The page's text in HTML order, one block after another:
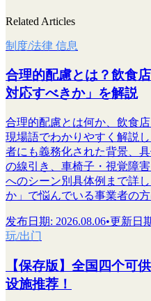
Related Articles
制度/法律 信息
合理的配慮とは？飲食
対応すべきか」を解説
合理的配慮とは何か、飲食
現場語でわかりやすく解説
者にも義務化された背景、
の線引き、車椅子・視覚障
へのシーン別具体例まで詳
か」で悩んでいる事業者の
发布日期: 2026.08.06•更新日
玩/出门
【保存版】全国四个可
设施推荐！